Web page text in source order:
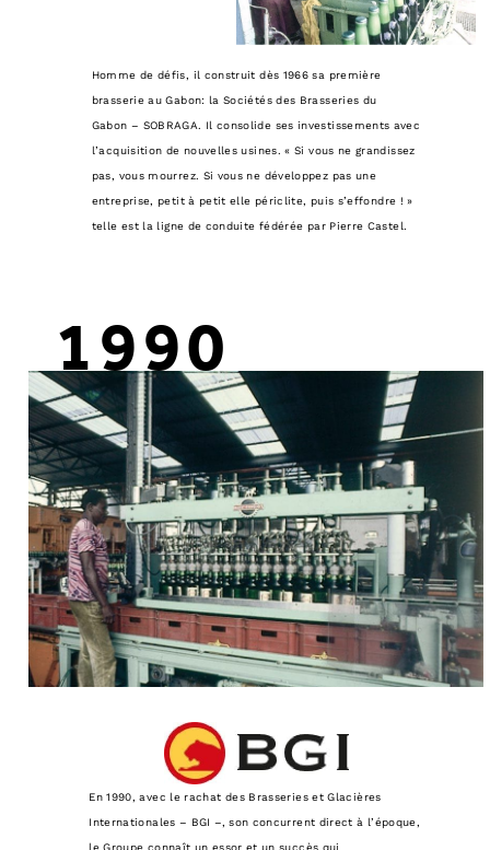
Homme de défis, il construit dès 1966 sa première
brasserie au Gabon: la Sociétés des Brasseries du
Gabon – SOBRAGA. Il consolide ses investissements avec
l’acquisition de nouvelles usines. « Si vous ne grandissez
pas, vous mourrez. Si vous ne développez pas une
entreprise, petit à petit elle périclite, puis s’effondre ! »
telle est la ligne de conduite fédérée par Pierre Castel.
1990
En 1990, avec le rachat des Brasseries et Glacières
Internationales – BGI –, son concurrent direct à l’époque,
le Groupe connaît un essor et un succès qui